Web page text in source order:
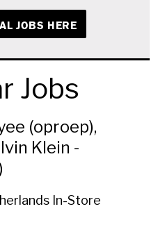
JOBS HERE
Jobs
(oproep),
Klein -
In-Store